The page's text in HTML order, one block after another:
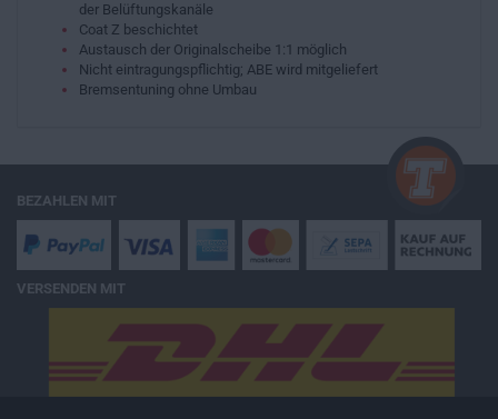
der Belüftungskanäle
Coat Z beschichtet
Austausch der Originalscheibe 1:1 möglich
Nicht eintragungspflichtig; ABE wird mitgeliefert
Bremsentuning ohne Umbau
BEZAHLEN MIT
VERSENDEN MIT